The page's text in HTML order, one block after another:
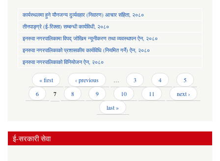
कार्यस्थलमा हुने यौनजन्य दुर्व्यवहार (निवारण) आचार संहिता, २०८०
तीनपाङ्ग्रे (ई-रिक्सा) सम्बन्धी कार्यविधी, २०८०
इनरुवा नगरपालिकामा विपद् जोखिम न्यूनीकरण तथा व्यवस्थापन ऐन, २०८०
इनरुवा नगरपालिकाको प्रशासकीय कार्यविधि (नियमित गर्ने) ऐन, २०८०
इनरुवा नगरपालिकाको विनियोजन ऐन, २०८०
Pages « first ‹ previous … 3 4
5
6
7 8 9 10 11
next ›
last »
ई-सरकारी सेवा